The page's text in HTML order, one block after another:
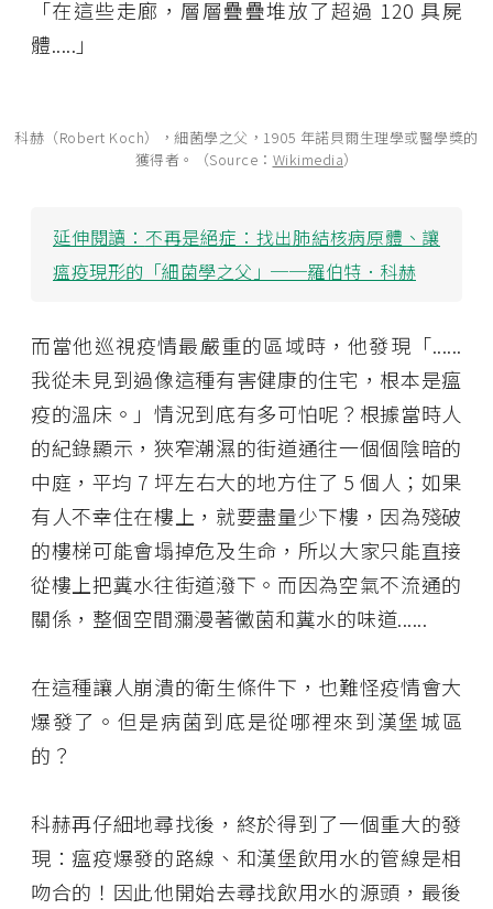
「在這些走廊，層層疊疊堆放了超過 120 具屍
體.....」
科赫（Robert Koch），細菌學之父，1905 年諾貝爾生理學或醫學獎的
獲得者。（Source： Wikimedia）
延伸閱讀： 不再是絕症：找出肺結核病原體、讓
瘟疫現形的「細菌學之父」──羅伯特．科赫
而當他巡視疫情最嚴重的區域時，他發現「......
我從未見到過像這種有害健康的住宅，根本是瘟
疫的溫床。」情況到底有多可怕呢？根據當時人
的紀錄顯示，狹窄潮濕的街道通往一個個陰暗的
中庭，平均 7 坪左右大的地方住了 5 個人；如果
有人不幸住在樓上，就要盡量少下樓，因為殘破
的樓梯可能會塌掉危及生命，所以大家只能直接
從樓上把糞水往街道潑下。而因為空氣不流通的
關係，整個空間瀰漫著黴菌和糞水的味道......
在這種讓人崩潰的衛生條件下，也難怪疫情會大
爆發了。但是病菌到底是從哪裡來到漢堡城區
的？
科赫再仔細地尋找後，終於得到了一個重大的發
現：瘟疫爆發的路線、和漢堡飲用水的管線是相
吻合的！因此他開始去尋找飲用水的源頭，最後